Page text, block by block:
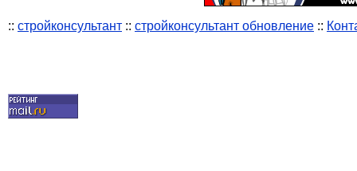
:: стройконсультант :: стройконсультант обновление ::